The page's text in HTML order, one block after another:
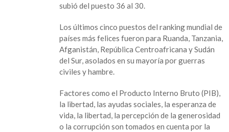
subió del puesto 36 al 30.
Los últimos cinco puestos del ranking mundial de
países más felices fueron para Ruanda, Tanzania,
Afganistán, República Centroafricana y Sudán
del Sur, asolados en su mayoría por guerras
civiles y hambre.
Factores como el Producto Interno Bruto (PIB),
la libertad, las ayudas sociales, la esperanza de
vida, la libertad, la percepción de la generosidad
o la corrupción son tomados en cuenta por la